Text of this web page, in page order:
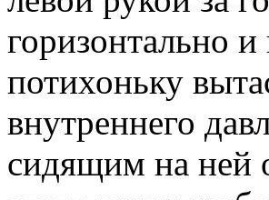
горизонтально
потихоньку
внутреннего
сидящим на ней